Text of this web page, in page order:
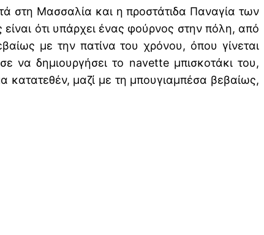
στη Μασσαλία και η προστάτιδα Παναγία των
ότι υπάρχει ένας φούρνος στην πόλη, από
με την πατίνα του χρόνου, όπου γίνεται
δημιουργήσει το navette μπισκοτάκι του,
κατατεθέν, μαζί με τη μπουγιαμπέσα βεβαίως,